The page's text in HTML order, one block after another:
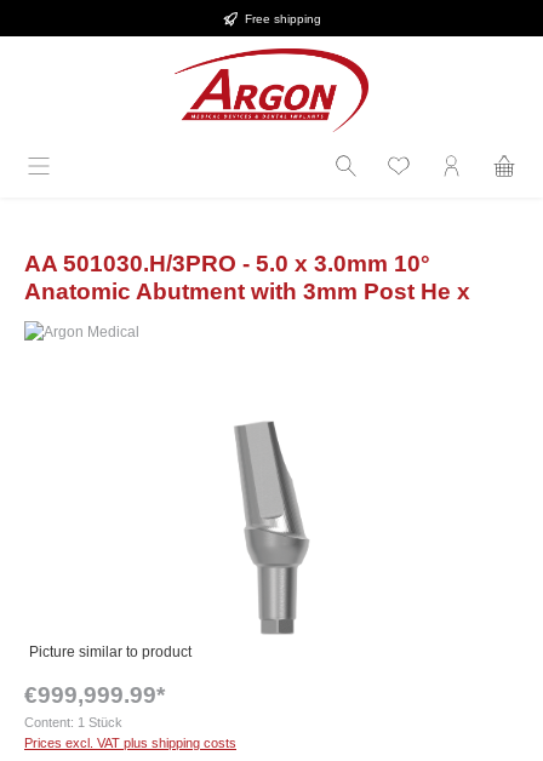
Free shipping
AA 501030.H/3PRO - 5.0 x 3.0mm 10°
Anatomic Abutment with 3mm Post He x
Picture similar to product
€999,999.99*
Content: 1 Stück
Prices excl. VAT plus shipping costs